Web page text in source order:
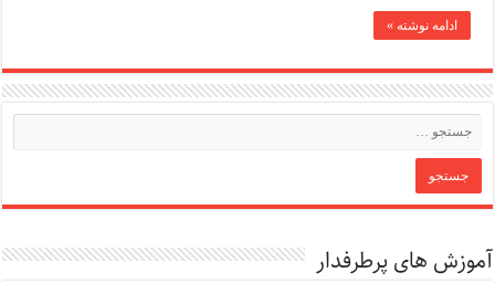
ادامه نوشته »
آموزش های پرطرفدار